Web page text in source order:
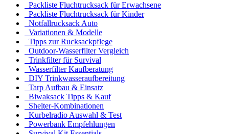
Packliste Fluchtrucksack für Erwachsene
Packliste Fluchtrucksack für Kinder
Notfallrucksack Auto
Variationen & Modelle
Tipps zur Rucksackpflege
Outdoor-Wasserfilter Vergleich
Trinkfilter für Survival
Wasserfilter Kaufberatung
DIY Trinkwasseraufbereitung
Tarp Aufbau & Einsatz
Biwaksack Tipps & Kauf
Shelter-Kombinationen
Kurbelradio Auswahl & Test
Powerbank Empfehlungen